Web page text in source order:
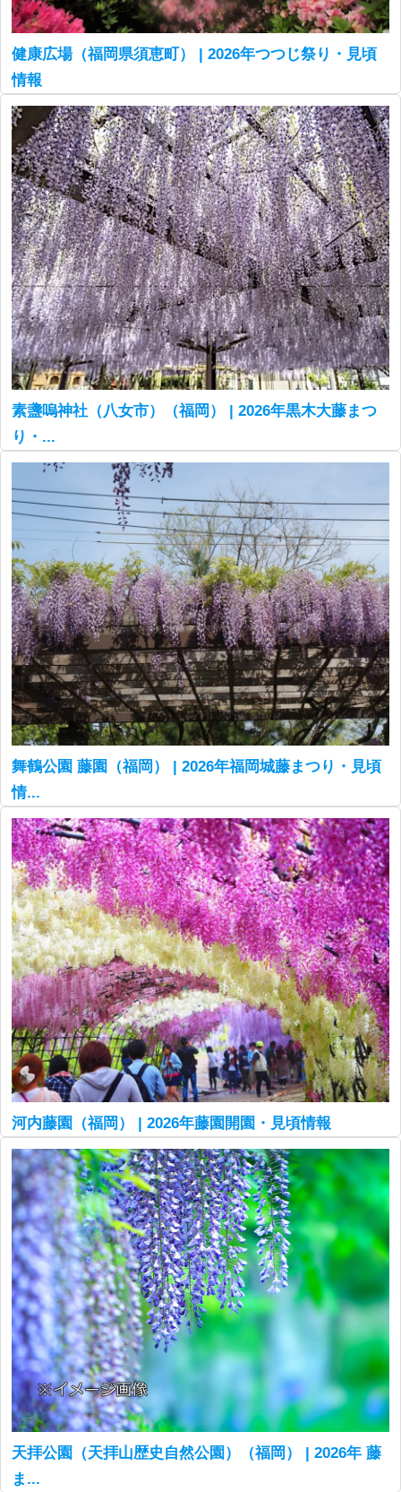
健康広場（福岡県須恵町） | 2026年つつじ祭り・見頃
情報
素盞嗚神社（八女市）（福岡） | 2026年黒木大藤まつ
り・...
舞鶴公園 藤園（福岡） | 2026年福岡城藤まつり・見頃
情...
河内藤園（福岡） | 2026年藤園開園・見頃情報
天拝公園（天拝山歴史自然公園）（福岡） | 2026年 藤
ま...